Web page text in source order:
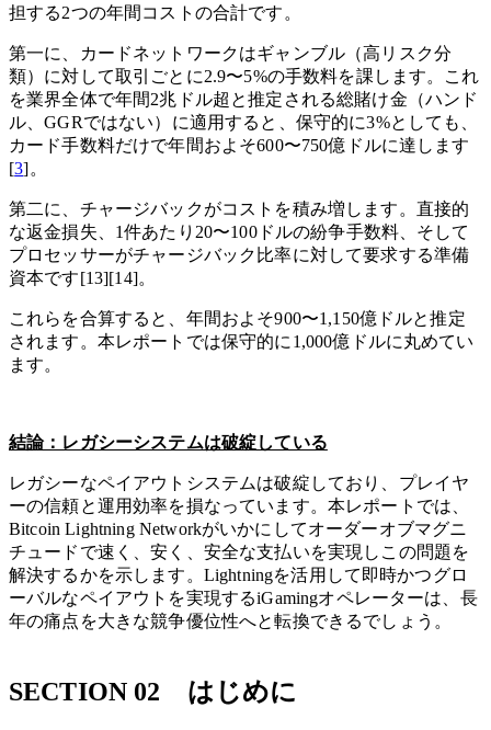
担する2つの年間コストの合計です。
第一に、カードネットワークはギャンブル（高リスク分
類）に対して取引ごとに2.9〜5%の手数料を課します。これ
を業界全体で年間2兆ドル超と推定される総賭け金（ハンド
ル、GGRではない）に適用すると、保守的に3%としても、
カード手数料だけで年間およそ600〜750億ドルに達します
[3]。
第二に、チャージバックがコストを積み増します。直接的
な返金損失、1件あたり20〜100ドルの紛争手数料、そして
プロセッサーがチャージバック比率に対して要求する準備
資本です[13][14]。
これらを合算すると、年間およそ900〜1,150億ドルと推定
されます。本レポートでは保守的に1,000億ドルに丸めてい
ます。
結論：レガシーシステムは破綻している
レガシーなペイアウトシステムは破綻しており、プレイヤ
ーの信頼と運用効率を損なっています。本レポートでは、
Bitcoin Lightning Networkがいかにしてオーダーオブマグニ
チュードで速く、安く、安全な支払いを実現しこの問題を
解決するかを示します。Lightningを活用して即時かつグロ
ーバルなペイアウトを実現するiGamingオペレーターは、長
年の痛点を大きな競争優位性へと転換できるでしょう。
SECTION 02 はじめに